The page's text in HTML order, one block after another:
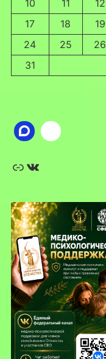
10 11 12
17
18 19
24
25 26
31
Ссылка